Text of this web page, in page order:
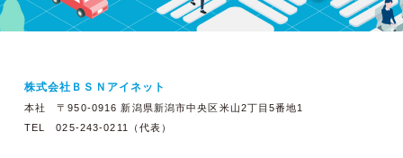
株式会社ＢＳＮアイネット
本社 〒950-0916 新潟県新潟市中央区米山2丁目5番地1
TEL 025-243-0211（代表）